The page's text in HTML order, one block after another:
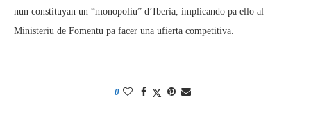
nun constituyan un “monopoliu” d’Iberia, implicando pa ello al
Ministeriu de Fomentu pa facer una ufierta competitiva.
0